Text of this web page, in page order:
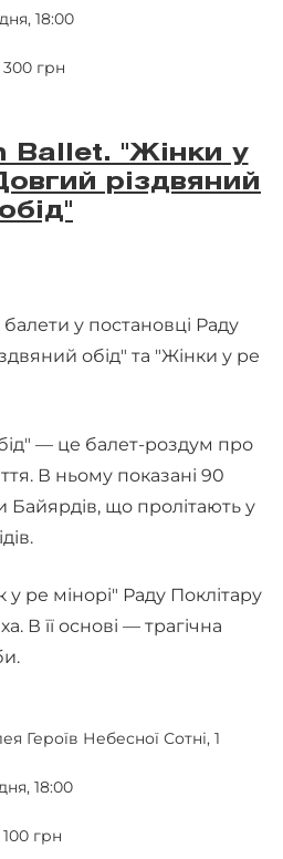
18:00
300 грн
Ballet. "Жінки у
різдвяний
обід"
у постановці Раду
обід" та "Жінки у ре
— це балет-роздум про
В ньому показані 90
Байярдів, що пролітають у
ре мінорі" Раду Поклітару
В її основі — трагічна
Героїв Небесної Сотні, 1
18:00
100 грн